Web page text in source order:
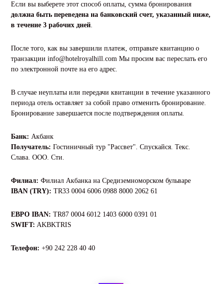
Если вы выберете этот способ оплаты, сумма бронирования
должна быть переведена на банковский счет, указанный ниже,
в течение 3 рабочих дней.
После того, как вы завершили платеж, отправьте квитанцию о
транзакцииinfo@hotelroyalhill.com Мы просим вас переслать его
по электронной почте на его адрес.
В случае неуплаты или передачи квитанции в течение указанного
периода отель оставляет за собой право отменить бронирование.
Бронирование завершается после подтверждения оплаты.
Банк: Акбанк
Получатель: Гостиничный тур "Рассвет". Спускайся. Текс.
Слава. ООО. Сти.
Филиал: Филиал Акбанка на Средиземноморском бульваре
IBAN (TRY): TR33 0004 6006 0988 8000 2062 61
ЕВРО IBAN: TR87 0004 6012 1403 6000 0391 01
SWIFT: AKBKTRIS
Телефон: +90 242 228 40 40